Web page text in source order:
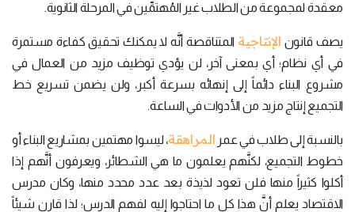
معقدة لمجموعة من الطلاب غير المُهتمِّين في المرحلة الثانوية.
يصف قانون الإنتاجية المتناقصة أنَّه لا يمكنك تحقيق كفاءة مستمرة
في أي نظام؛ أي بمعنى آخر، لن يؤدي توظيف مزيد من العمال في
مشروع البناء دائماً إلى إنهائه بسرعة أكبر، ولن يضمن تسريع خط
التجميع إنتاج مزيد من الأدوات في الساعة.
بالنسبة إلى طلاب في عمر المراهقة، ليسوا مهتمين بمشاريع البناء أو
خطوط التجميع، لكنَّهم يعلمون ما هي الشطائر، ويعرفون أنَّهم إذا
أكلوا كثيراً منها فلن تعود لذيذة بعد عدد محدد منها، وكان مدرس
الاقتصاد يعلم أنَّ هذا كل ما احتاجوا إليه لفهم الدرس؛ لذا قارن شيئاً